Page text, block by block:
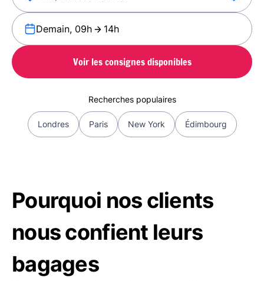
Demain, 09h 14h
Voir les consignes disponibles
Recherches populaires
Londres Paris New York Édimbourg
Pourquoi nos clients
nous confient leurs
bagages